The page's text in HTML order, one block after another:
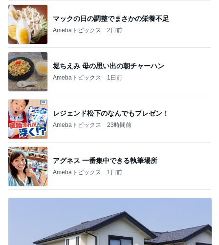
マックの日の調整でまさかの栄養不足
Amebaトピックス 2日前
堀ちえみ 母の思い出の朝チャーハン
Amebaトピックス 1日前
レジェンド松下のなんでもプレゼン！
Amebaトピックス 23時間前
アグネス 一番集中できる執筆場所
Amebaトピックス 1日前